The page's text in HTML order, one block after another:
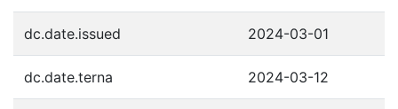
dc.date.issued 2024-03-01
dc.date.terna 2024-03-12